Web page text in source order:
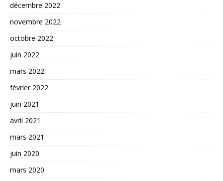
décembre 2022
novembre 2022
octobre 2022
juin 2022
mars 2022
février 2022
juin 2021
avril 2021
mars 2021
juin 2020
mars 2020